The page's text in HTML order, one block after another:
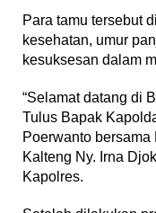
Para tamu tersebut
kesehatan, umur
kesuksesan dalam
“Selamat datang di
Tulus Bapak
Poerwanto
Kalteng Ny. Irna
Kapolres.